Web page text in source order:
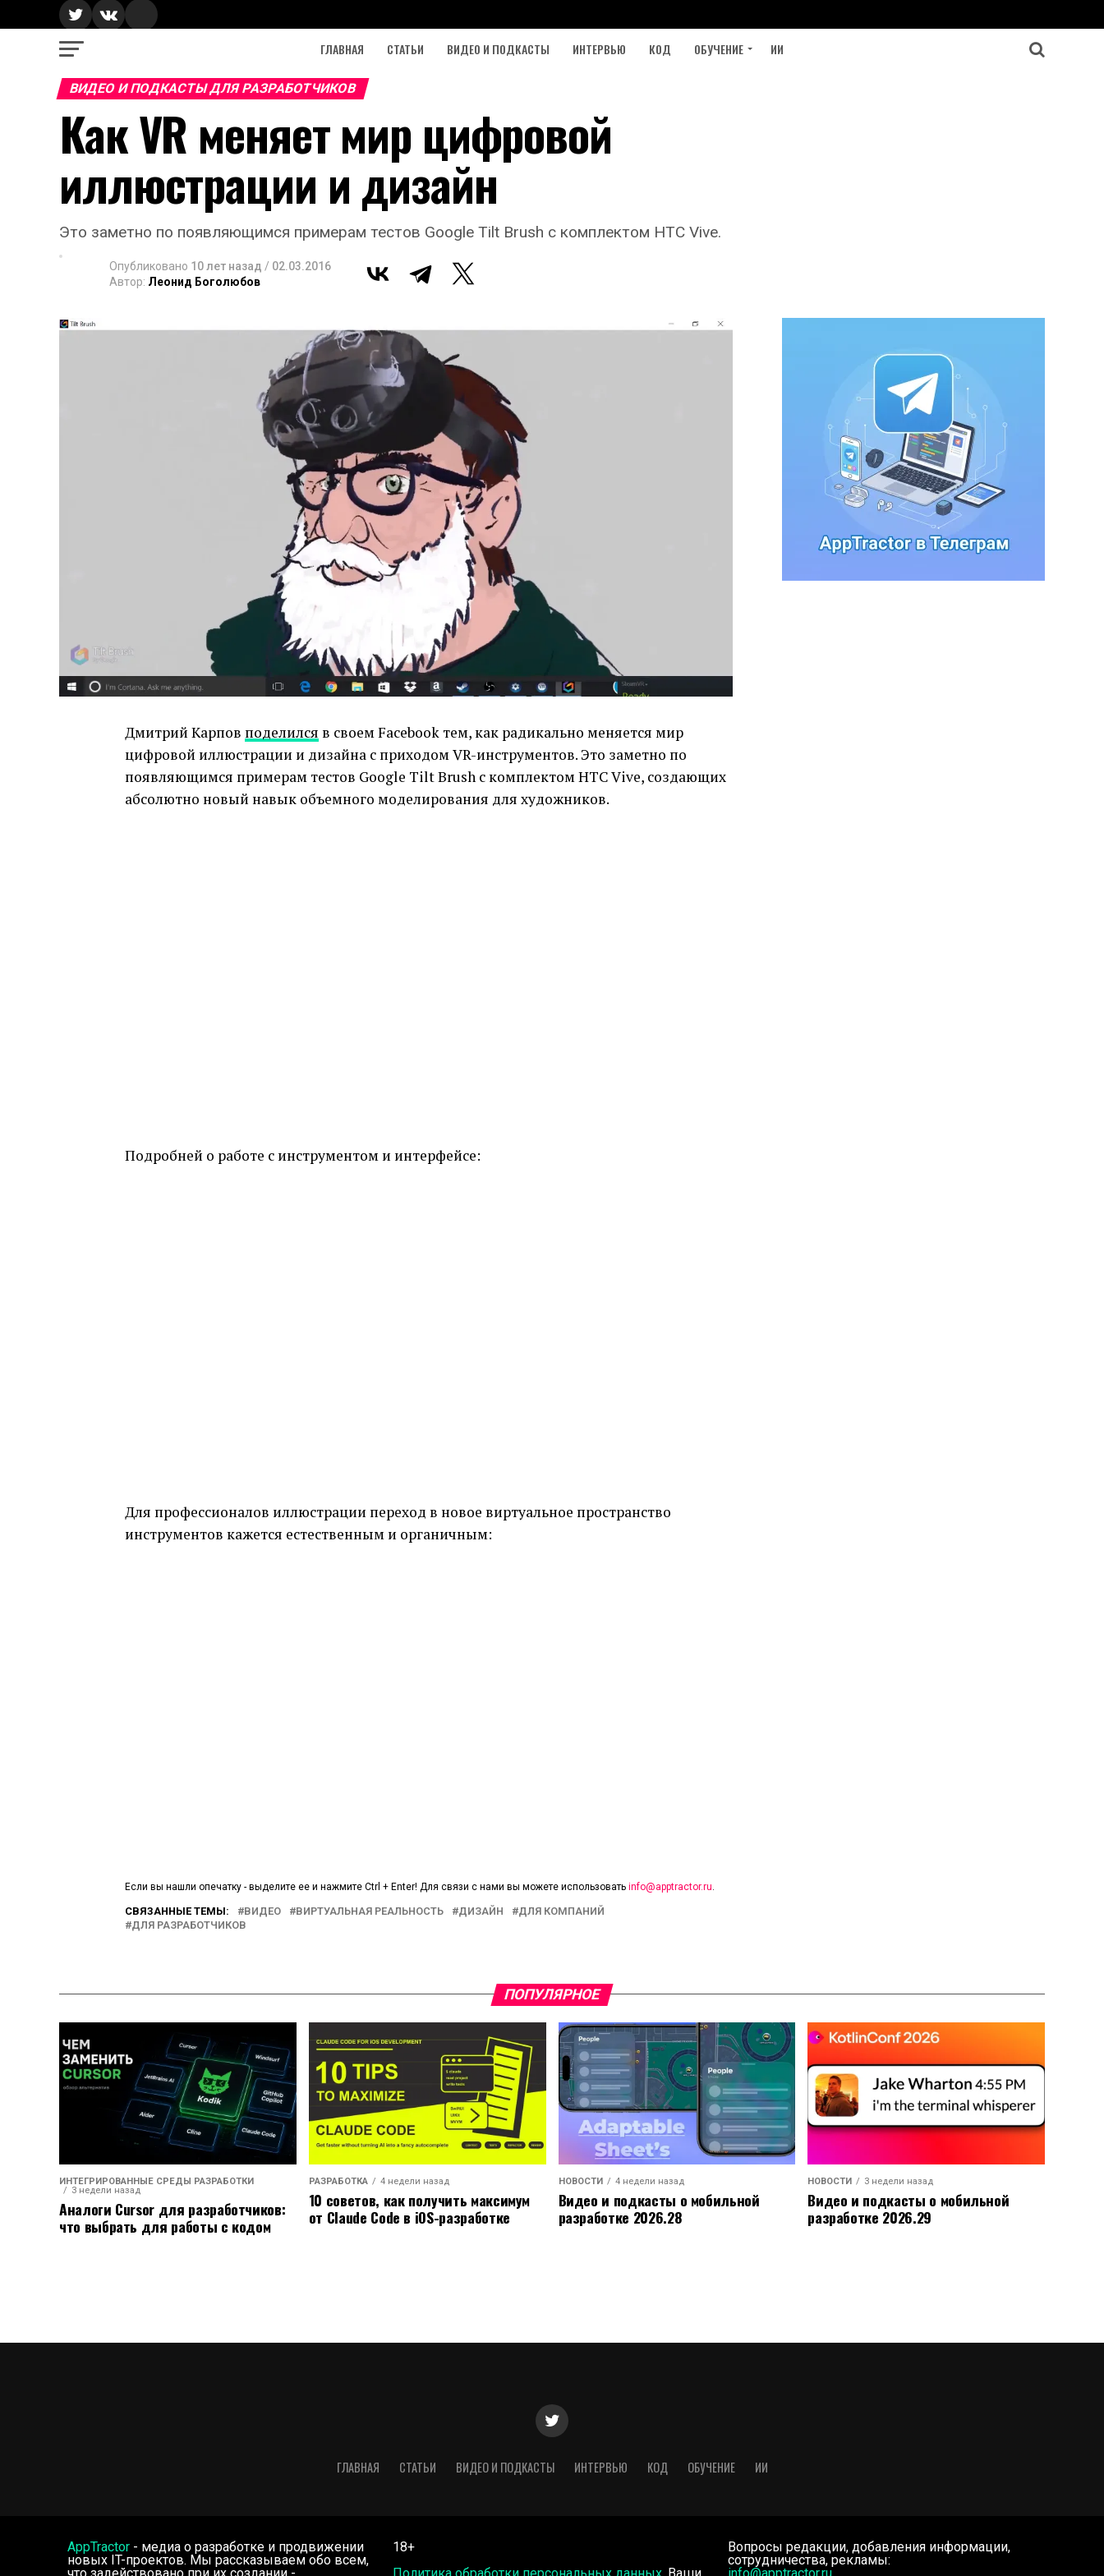
ГЛАВНАЯ СТАТЬИ ВИДЕО И ПОДКАСТЫ ИНТЕРВЬЮ КОД ОБУЧЕНИЕ ИИ
ВИДЕО И ПОДКАСТЫ ДЛЯ РАЗРАБОТЧИКОВ
Как VR меняет мир цифровой
иллюстрации и дизайн
Это заметно по появляющимся примерам тестов Google Tilt Brush с комплектом HTC Vive.
Опубликовано 10 лет назад / 02.03.2016
Автор: Леонид Боголюбов
Дмитрий Карпов поделился в своем Facebook тем, как радикально меняется мир
цифровой иллюстрации и дизайна с приходом VR-инструментов. Это заметно по
появляющимся примерам тестов Google Tilt Brush с комплектом HTC Vive, создающих
абсолютно новый навык объемного моделирования для художников.
Подробней о работе с инструментом и интерфейсе:
Для профессионалов иллюстрации переход в новое виртуальное пространство
инструментов кажется естественным и органичным:
Если вы нашли опечатку - выделите ее и нажмите Ctrl + Enter! Для связи с нами вы можете использовать info@apptractor.ru.
СВЯЗАННЫЕ ТЕМЫ: ВИДЕО ВИРТУАЛЬНАЯ РЕАЛЬНОСТЬ ДИЗАЙН
ДЛЯ КОМПАНИЙ
ДЛЯ РАЗРАБОТЧИКОВ
ПОПУЛЯРНОЕ
ИНТЕГРИРОВАННЫЕ СРЕДЫ РАЗРАБОТКИ
3 недели назад
Аналоги Cursor для разработчиков:
что выбрать для работы с кодом
РАЗРАБОТКА 4 недели назад
10 советов, как получить максимум
от Claude Code в iOS-разработке
НОВОСТИ 4 недели назад
Видео и подкасты о мобильной
разработке 2026.28
НОВОСТИ 3 недели назад
Видео и подкасты о мобильной
разработке 2026.29
ГЛАВНАЯ СТАТЬИ ВИДЕО И ПОДКАСТЫ ИНТЕРВЬЮ КОД ОБУЧЕНИЕ ИИ
AppTractor - медиа о разработке и продвижении
новых IT-проектов. Мы рассказываем обо всем,
18+
Вопросы редакции, добавления информации,
сотрудничества, рекламы: